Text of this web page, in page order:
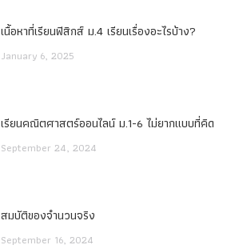
เนื้อหาที่เรียนฟิสิกส์ ม.4 เรียนเรื่องอะไรบ้าง?
January 6, 2025
เรียนคณิตศาสตร์ออนไลน์ ม.1-6 ไม่ยากแบบที่คิด
September 24, 2024
สมบัติของจำนวนจริง
September 16, 2024